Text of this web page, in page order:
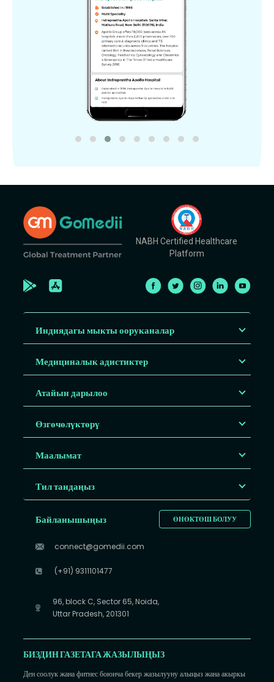
NABH Certified Healthcare
Platform
Индиядагы мыкты ооруканалар
Медициналык адистиктер
Атайын дарылоо
Өзгөчөлүктөрү
Маалымат
Тил тандаңыз
ӨНӨКТӨШ БОЛУУ
Байланышыңыз
connect@gomedii.com
(+91) 9311101477
96, block C, Sector 65, Noida,
Uttar Pradesh, 201301
БИЗДИН ГАЗЕТАГА ЖАЗЫЛЫҢЫЗ
Ден соолук жана фитнес боюнча бекер жазылууну алыңыз жана акыркы